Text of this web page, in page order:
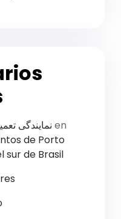
نمایندگی en
de Porto
sur de Brasil